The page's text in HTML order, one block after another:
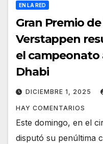
EN LA RED
Gran Premio
Verstappen
el campeonato
Dhabi
DICIEMBRE 1, 2025
HAY COMENTARIOS
Este domingo, en el
disputó su penúltima